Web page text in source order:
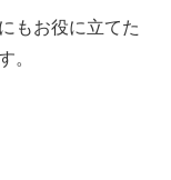
もお役に立てた
。